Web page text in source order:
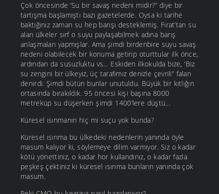
Çok öncesinde ‘Su bir savaş nedeni midir?” diye bir
tartışma başlamıştı bazı gazetelerde. Oysa ki tarihe
baktığınız zaman su hep barışı desteklemiş. Fırat’tan su
alan ülkeler sırf o suyu paylaşabilmek adına barış
anlaşmaları yapmışlar. Ama şimdi birdenbire suyu savaş
nedeni olabilecek bir konuma getirip oturttular ilk önce,
ardından da susuzluktu vs… Eskiden ilkokulda bize, ‘Biz
su zengini bir ülkeyiz, üç tarafımız denizle çevrili” falan
denirdi. Şimdi bütün bunlar unutuldu. Büyük bir kıtlığın
ortasında bırakıldık. 95 öncesi kişi başına 8000
metreküp su düşerken şimdi 1400’lere düştü...
Küresel ısınmanın hiç mi suçu yok bunda?
Küresel ısınma bu ülkedeki nedenlerin yanında öyle
masum kalıyor ki, söylemeye dilim varmıyor. Siz o kadar
kötü yönettiniz, o kadar hor kullandınız, o kadar fazla
peşkeş çektiniz ki küresel ısınma bunların yanında çok
masum.